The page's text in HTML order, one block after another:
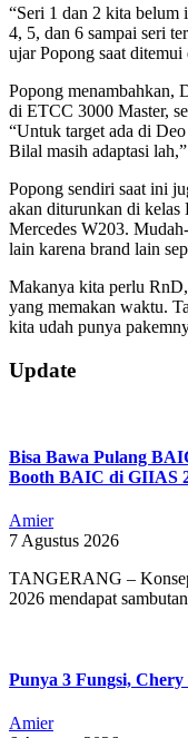
“Seri 1 dan 2 kita belum
4, 5, dan 6 sampai seri
ujar Popong saat
Popong menambahkan,
di ETCC 3000 Master,
“Untuk target ada di
Bilal masih adaptasi
Popong sendiri saat ini
akan diturunkan di kelas
Mercedes W203.
lain karena brand lain
Makanya kita perlu
yang memakan waktu.
kita udah punya
2019-
10-
Update
Bisa Bawa Pulang
Booth BAIC di GIIAS
Amier
7 Agustus 2026
TANGERANG –
2026 mendapat sambutan
Punya 3 Fungsi,
Amier